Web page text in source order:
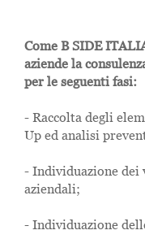
Come B SIDE
aziende la
per le seguenti fasi:
- Raccolta degli
Up ed analisi
- Individuazione dei
aziendali;
- Individuazione